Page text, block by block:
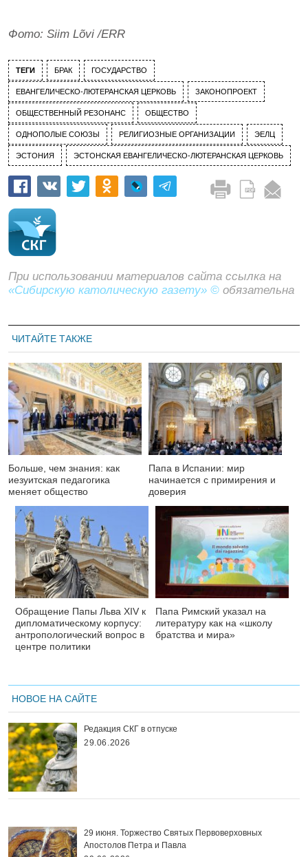
Фото: Siim Lõvi /ERR
ТЕГИ БРАК ГОСУДАРСТВО
ЕВАНГЕЛИЧЕСКО-ЛЮТЕРАНСКАЯ ЦЕРКОВЬ ЗАКОНОПРОЕКТ
ОБЩЕСТВЕННЫЙ РЕЗОНАНС ОБЩЕСТВО
ОДНОПОЛЫЕ СОЮЗЫ РЕЛИГИОЗНЫЕ ОРГАНИЗАЦИИ ЭЕЛЦ
ЭСТОНИЯ ЭСТОНСКАЯ ЕВАНГЕЛИЧЕСКО-ЛЮТЕРАНСКАЯ ЦЕРКОВЬ
При использовании материалов сайта ссылка на
«Сибирскую католическую газету» © обязательна
ЧИТАЙТЕ ТАКЖЕ
Больше, чем знания: как
иезуитская педагогика
меняет общество
Папа в Испании: мир
начинается с примирения и
доверия
Обращение Папы Льва XIV к
дипломатическому корпусу:
антропологический вопрос в
центре политики
Папа Римский указал на
литературу как на «школу
братства и мира»
НОВОЕ НА САЙТЕ
Редакция СКГ в отпуске
29.06.2026
29 июня. Торжество Святых Первоверховных
Апостолов Петра и Павла